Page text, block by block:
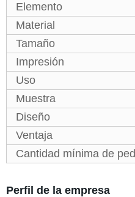
Elemento
Material
Tamaño
Impresión
Uso
Muestra
Diseño
Ventaja
Cantidad mínima de
Perfil de la empresa